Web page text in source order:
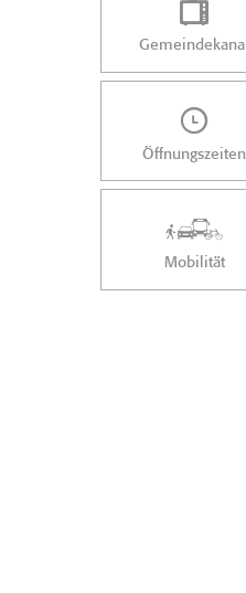
Gemeindekanal
Öffnungszeiten
Mobilität